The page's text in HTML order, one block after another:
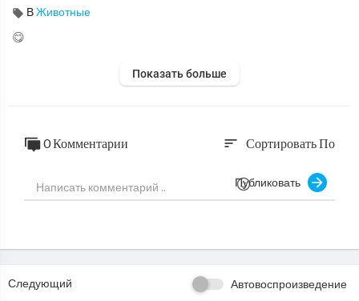
ВЖивотные
😋
Показать больше
0 Комментарии sort Сортировать По
Публиковать
Следующий Автовоспроизведение